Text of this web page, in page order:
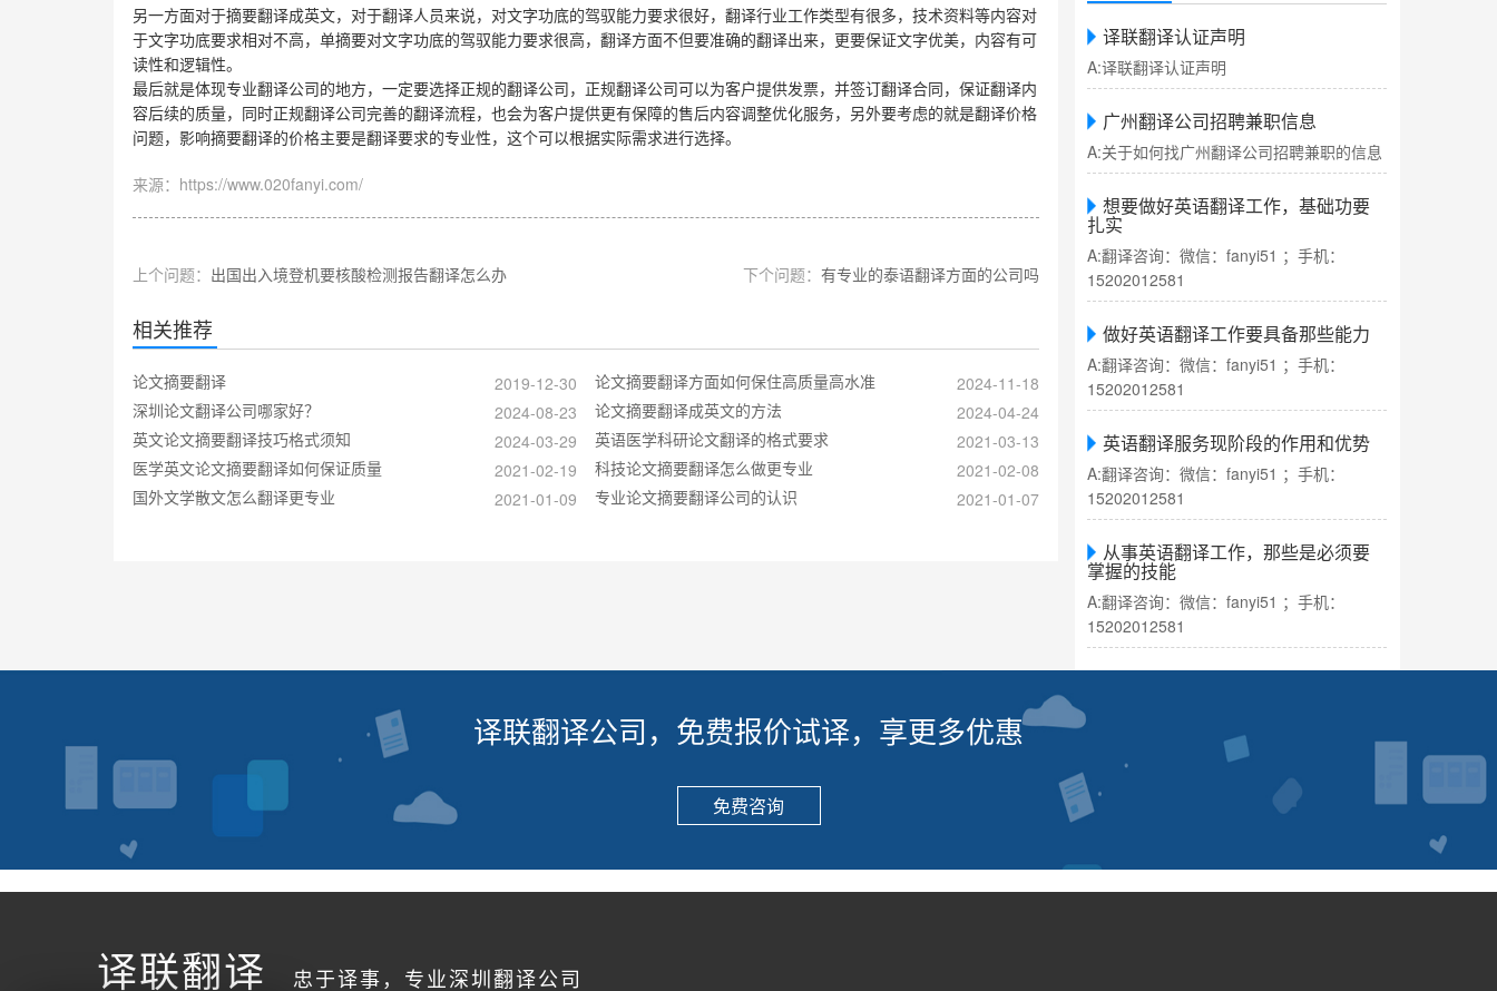
另一方面对于摘要翻译成英文，对于翻译人员来说，对文字功底的驾驭能力要求很好，翻译行业工作类型有很多，技术资料等内容对
于文字功底要求相对不高，单摘要对文字功底的驾驭能力要求很高，翻译方面不但要准确的翻译出来，更要保证文字优美，内容有可
读性和逻辑性。
最后就是体现专业翻译公司的地方，一定要选择正规的翻译公司，正规翻译公司可以为客户提供发票，并签订翻译合同，保证翻译内
容后续的质量，同时正规翻译公司完善的翻译流程，也会为客户提供更有保障的售后内容调整优化服务，另外要考虑的就是翻译价格
问题，影响摘要翻译的价格主要是翻译要求的专业性，这个可以根据实际需求进行选择。
来源：https://www.020fanyi.com/
上个问题： 出国出入境登机要核酸检测报告翻译怎么办 下个问题： 有专业的泰语翻译方面的公司吗
相关推荐
论文摘要翻译 2019-12-30 论文摘要翻译方面如何保住高质量高水准
2024-11-18
深圳论文翻译公司哪家好？
2024-08-23 论文摘要翻译成英文的方法
2024-04-24
英文论文摘要翻译技巧格式须知
2024-03-29 英语医学科研论文翻译的格式要求
2021-03-13
医学英文论文摘要翻译如何保证质量
2021-02-19 科技论文摘要翻译怎么做更专业
2021-02-08
国外文学散文怎么翻译更专业
2021-01-09 专业论文摘要翻译公司的认识 2021-01-07
译联翻译认证声明
A:译联翻译认证声明
广州翻译公司招聘兼职信息
A:关于如何找广州翻译公司招聘兼职的信息
想要做好英语翻译工作，基础功要
扎实
A:翻译咨询：微信：fanyi51 ；手机：
15202012581
做好英语翻译工作要具备那些能力
A:翻译咨询：微信：fanyi51 ；手机：
15202012581
英语翻译服务现阶段的作用和优势
A:翻译咨询：微信：fanyi51 ；手机：
15202012581
从事英语翻译工作，那些是必须要
掌握的技能
A:翻译咨询：微信：fanyi51 ；手机：
15202012581
译联翻译公司，免费报价试译，享更多优惠
免费咨询
译联翻译 忠于译事，专业深圳翻译公司